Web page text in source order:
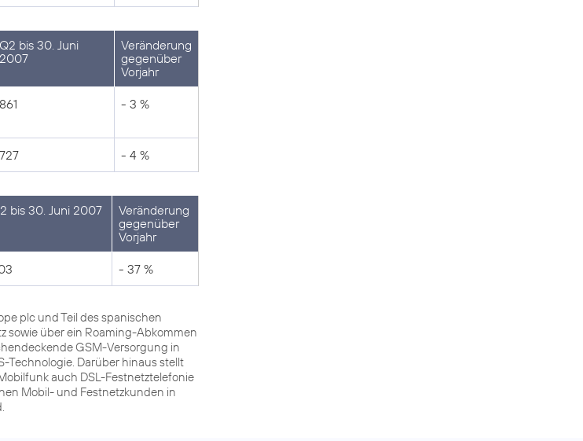
Q2 bis 30. Juni
2007
Veränderung
gegenüber
Vorjahr
861 - 3 %
727 - 4 %
bis 30. Juni 2007
Veränderung
gegenüber
Vorjahr
- 37 %
plc und Teil des spanischen
sowie über ein Roaming-Abkommen
GSM-Versorgung in
Technologie. Darüber hinaus stellt
auch DSL-Festnetztelefonie
Mobil- und Festnetzkunden in